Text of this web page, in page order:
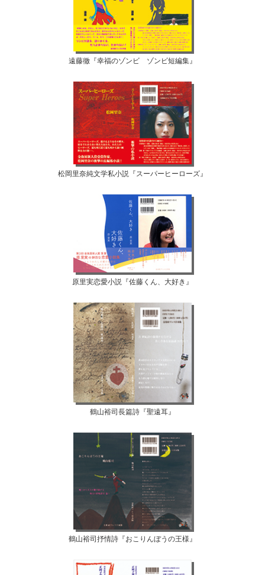
遠藤徹『幸福のゾンビ ゾンビ短編集』
松岡里奈純文学私小説『スーパーヒーローズ』
原里実恋愛小説『佐藤くん、大好き』
鶴山裕司長篇詩『聖遠耳』
鶴山裕司抒情詩『おこりんぼうの王様』